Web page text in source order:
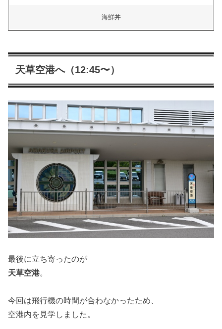
海鮮丼
天草空港へ（12:45〜）
最後に立ち寄ったのが
天草空港。
今回は飛行機の時間が合わなかったため、
空港内を見学しました。